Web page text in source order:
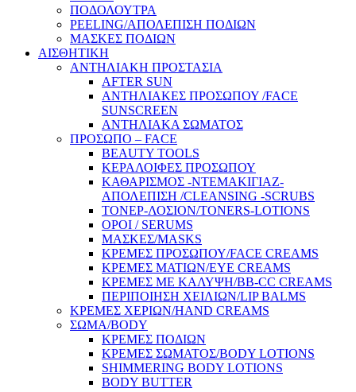
ΠΟΔΟΛΟΥΤΡΑ
PEELING/ΑΠΟΛΕΠΙΣΗ ΠΟΔΙΩΝ
ΜΑΣΚΕΣ ΠΟΔΙΩΝ
ΑΙΣΘΗΤΙΚΗ
ΑΝΤΗΛΙΑΚΗ ΠΡΟΣΤΑΣΙΑ
AFTER SUN
ΑΝΤΗΛΙΑΚΕΣ ΠΡΟΣΩΠΟΥ /FACE
SUNSCREEN
ΑΝΤΗΛΙΑΚΑ ΣΩΜΑΤΟΣ
ΠΡΟΣΩΠΟ – FACE
BEAUTY TOOLS
ΚΕΡΑΛΟΙΦΕΣ ΠΡΟΣΩΠΟΥ
ΚΑΘΑΡΙΣΜΟΣ -ΝΤΕΜΑΚΙΓΙΑΖ-
ΑΠΟΛΕΠΙΣΗ /CLEANSING -SCRUBS
ΤΟΝΕΡ-ΛΟΣΙΟΝ/TONERS-LOTIONS
ΟΡΟΙ / SERUMS
ΜΑΣΚΕΣ/MASKS
ΚΡΕΜΕΣ ΠΡΟΣΩΠΟΥ/FACE CREAMS
ΚΡΕΜΕΣ ΜΑΤΙΩΝ/EYE CREAMS
ΚΡΕΜΕΣ ΜΕ ΚΑΛΥΨΗ/BB-CC CREAMS
ΠΕΡΙΠΟΙΗΣΗ ΧΕΙΛΙΩΝ/LIP BALMS
ΚΡΕΜΕΣ ΧΕΡΙΩΝ/HAND CREAMS
ΣΩΜΑ/BODY
ΚΡΕΜΕΣ ΠΟΔΙΩΝ
ΚΡΕΜΕΣ ΣΩΜΑΤΟΣ/BODY LOTIONS
SHIMMERING BODY LOTIONS
BODY BUTTER